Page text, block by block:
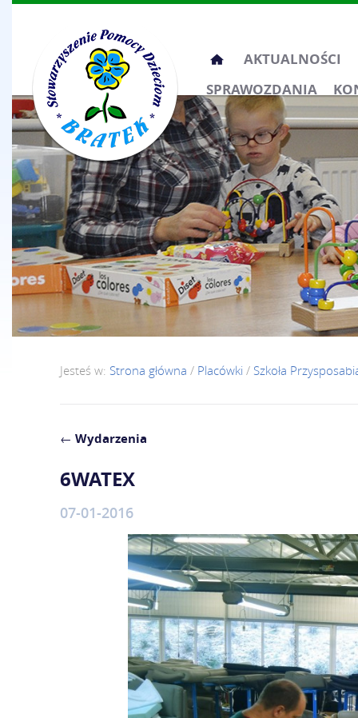
Przeskocz
do
treści
AKTUALNOŚCI
SPRAWOZDANIA
Jesteś w: Strona główna / Placówki / Szkoła
← Wydarzenia
6WATEX
07-01-2016